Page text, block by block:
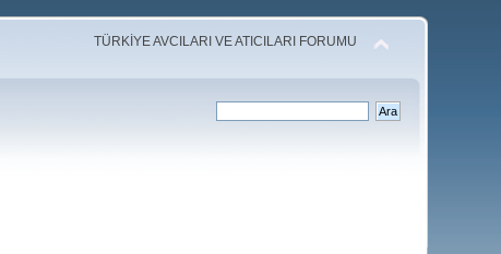
TÜRKİYE AVCILARI VE ATICILARI FORUMU